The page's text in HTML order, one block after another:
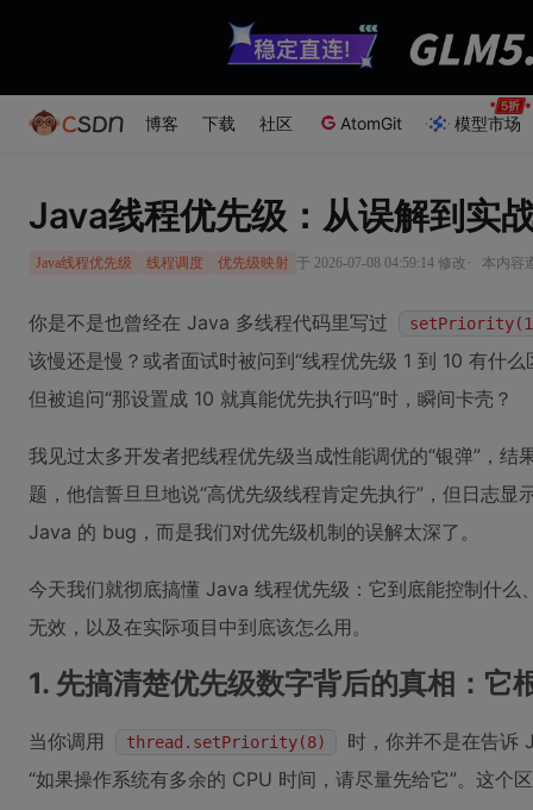
博客 下载 社区 AtomGit 模型市场
Java线程优先级：从误解到实
Java线程优先级 线程调度 优先级映射 于 2026-07-08 04:59:14 修改 · 本内容
你是不是也曾经在 Java 多线程代码里写过
该慢还是慢？或者面试时被问到“线程优先级 1 到 10 有什
但被追问“那设置成 10 就真能优先执行吗”时，瞬间卡壳？
我见过太多开发者把线程优先级当成性能调优的“银弹”，
题，他信誓旦旦地说“高优先级线程肯定先执行”，但日志
Java 的 bug，而是我们对优先级机制的误解太深了。
今天我们就彻底搞懂 Java 线程优先级：它到底能控制什么
无效，以及在实际项目中到底该怎么用。
1. 先搞清楚优先级数字背后的真相：它
当你调用 thread.setPriority(8)
时，你并不是在告诉
“如果操作系统有多余的 CPU 时间，请尽量先给它”。这个